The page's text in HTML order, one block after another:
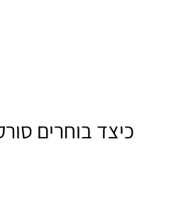
כיצד בוחרים
כיצד